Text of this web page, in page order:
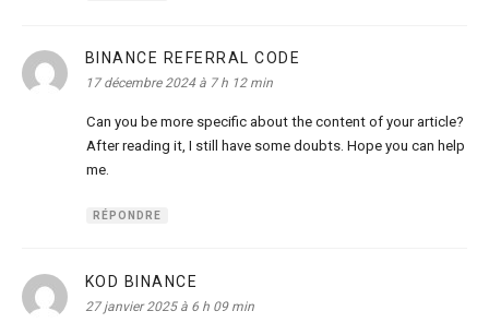
BINANCE REFERRAL CODE
17 décembre 2024 à 7 h 12 min
Can you be more specific about the content of your article?
After reading it, I still have some doubts. Hope you can help
me.
RÉPONDRE
KOD BINANCE
27 janvier 2025 à 6 h 09 min